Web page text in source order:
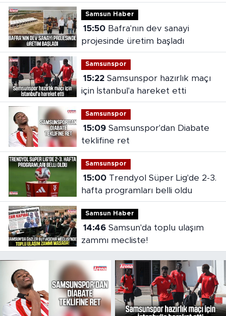
Samsun Haber
15:50Bafra'nın dev sanayi
projesinde üretim başladı
Samsunspor
15:22Samsunspor hazırlık maçı
için İstanbul'a hareket etti
Samsunspor
15:09Samsunspor'dan Diabate
teklifine ret
Samsunspor
15:00Trendyol Süper Lig'de 2-3.
hafta programları belli oldu
Samsun Haber
14:46Samsun'da toplu ulaşım
zammı mecliste!